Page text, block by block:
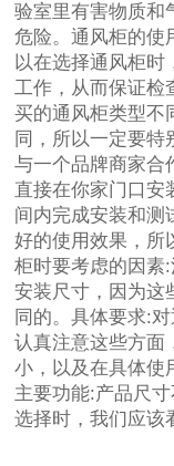
验室里有害物质和
危险。通风柜的使
以在选择通风柜时
工作，从而保证检
买的通风柜类型不
同，所以一定要
与一个品牌商家合
直接在你家门口安
间内完成安装和测
好的使用效果，所
柜时要考虑的因素
安装尺寸，因为这
同的。具体要求:
认真注意这些方面
小，以及在具体使
主要功能:产品尺
选择时，我们应该